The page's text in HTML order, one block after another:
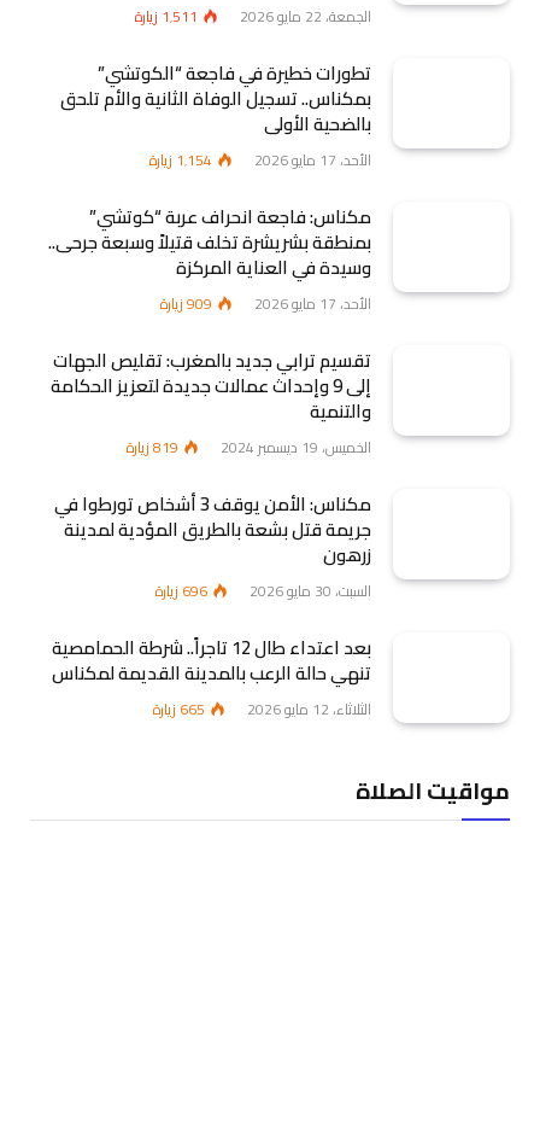
الجمعة، 22 مايو 2026 1٬511 زيارة
تطورات خطيرة في فاجعة “الكوتشي”
بمكناس.. تسجيل الوفاة الثانية والأم تلحق
بالضحية الأولى
الأحد، 17 مايو 2026 1٬154 زيارة
مكناس: فاجعة انحراف عربة “كوتشي”
بمنطقة بشريشرة تخلف قتيلاً وسبعة جرحى..
وسيدة في العناية المركزة
الأحد، 17 مايو 2026 909زيارة
تقسيم ترابي جديد بالمغرب: تقليص الجهات
إلى 9 وإحداث عمالات جديدة لتعزيز الحكامة
والتنمية
الخميس، 19 ديسمبر 2024 819زيارة
مكناس: الأمن يوقف 3 أشخاص تورطوا في
جريمة قتل بشعة بالطريق المؤدية لمدينة
زرهون
السبت، 30 مايو 2026 696 زيارة
بعد اعتداء طال 12 تاجراً.. شرطة الحمامصية
تنهي حالة الرعب بالمدينة القديمة لمكناس
الثلاثاء، 12 مايو 2026 665 زيارة
مواقيت الصلاة